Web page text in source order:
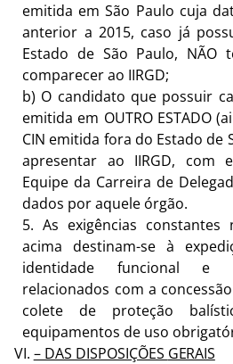
emitida em São Paulo cuja
anterior a 2015, caso já
Estado de São Paulo, NÃO
comparecer ao IIRGD;
b) O candidato que possuir
emitida em OUTRO ESTADO
CIN emitida fora do Estado de
apresentar ao IIRGD, com
Equipe da Carreira de
dados por aquele órgão.
5. As exigências
acima destinam-se à
identidade funcional e
relacionados com a
colete de proteção
equipamentos de uso
– DAS DISPOSIÇÕES GERAIS